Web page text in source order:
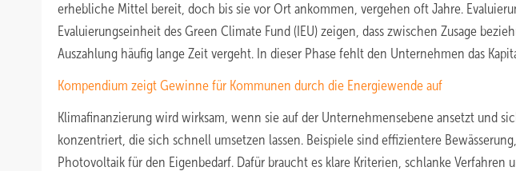
erhebliche Mittel bereit, doch bis sie vor Ort ankommen, vergehen oft Jahre.
Evaluierungseinheit des Green Climate Fund (IEU) zeigen, dass zwischen Zusage
Auszahlung häufig lange Zeit vergeht. In dieser Phase fehlt den Unternehmen das
Kompendium zeigt Gewinne für Kommunen durch die Energiewende auf
Klimafinanzierung wird wirksam, wenn sie auf der Unternehmensebene ansetzt und
konzentriert, die sich schnell umsetzen lassen. Beispiele sind effizientere
Photovoltaik für den Eigenbedarf. Dafür braucht es klare Kriterien, schlanke